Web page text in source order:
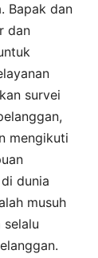
Bapak dan
dan
survei
mengikuti
dunia
musuh